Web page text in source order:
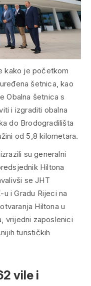
kako je početkom
šetnica, kao
Obalna šetnica s
i izgraditi obalna
do Brodogradilišta
od 5,8 kilometara.
su generalni
Hiltona
se JHT
i Gradu Rijeci na
Hiltona u
vrijedni zaposlenici
turističkih
vile i